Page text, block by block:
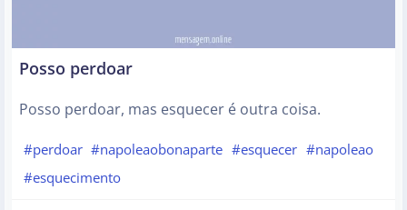
Posso perdoar
Posso perdoar, mas esquecer é outra coisa.
#perdoar #napoleaobonaparte #esquecer #napoleao
#esquecimento